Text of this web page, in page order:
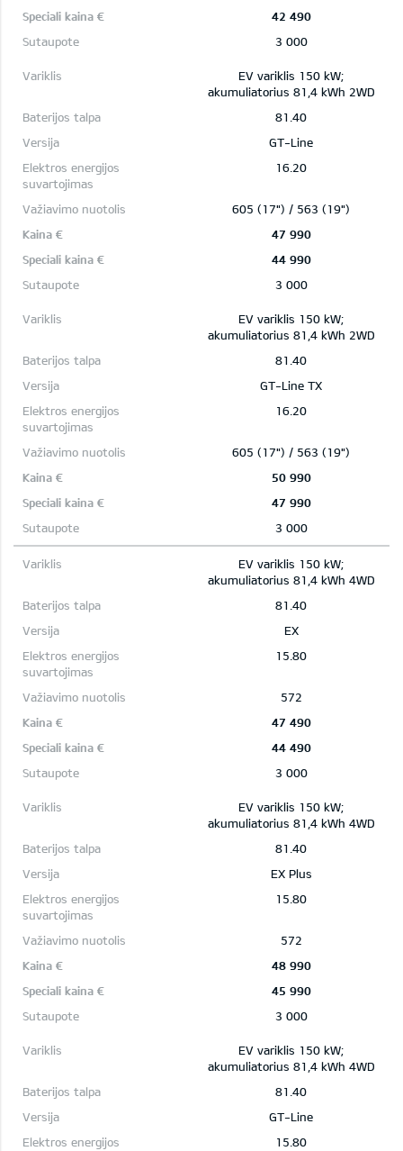
42 490
3 000
EV variklis 150 kW;
akumuliatorius 81,4 kWh 2WD
81.40
GT-Line
16.20
605 (17") / 563 (19")
47 990
44 990
3 000
EV variklis 150 kW;
akumuliatorius 81,4 kWh 2WD
81.40
GT-Line TX
16.20
605 (17") / 563 (19")
50 990
47 990
3 000
EV variklis 150 kW;
akumuliatorius 81,4 kWh 4WD
81.40
EX
15.80
572
47 490
44 490
3 000
EV variklis 150 kW;
akumuliatorius 81,4 kWh 4WD
81.40
EX Plus
15.80
572
48 990
45 990
3 000
EV variklis 150 kW;
akumuliatorius 81,4 kWh 4WD
81.40
GT-Line
15.80